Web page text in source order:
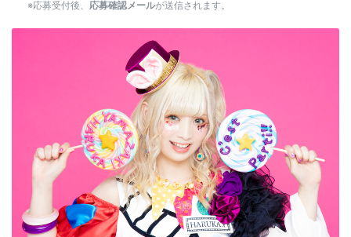
※応募受付後、 応募確認メールが送信されます。